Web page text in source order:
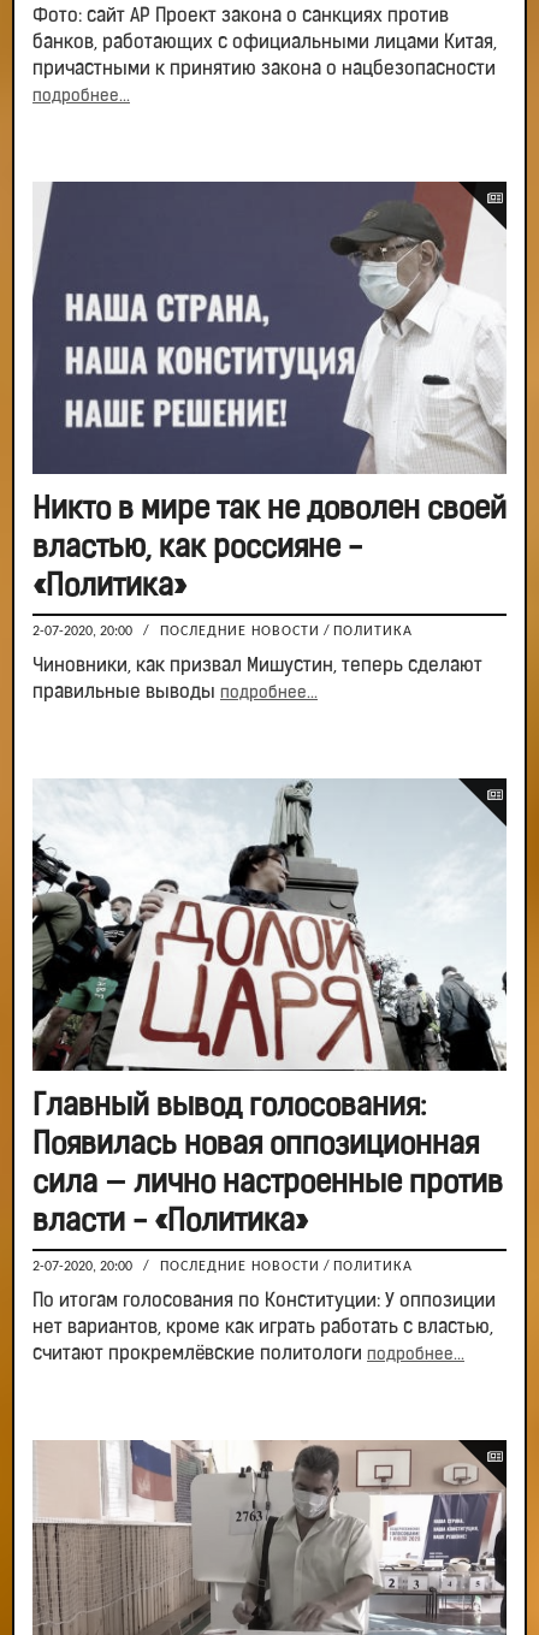
Фото: сайт AP Проект закона о санкциях против
банков, работающих с официальными лицами Китая,
причастными к принятию закона о нацбезопасности
подробнее...
Никто в мире так не доволен своей
властью, как россияне -
«Политика»
2-07-2020, 20:00 / ПОСЛЕДНИЕ НОВОСТИ / ПОЛИТИКА
Чиновники, как призвал Мишустин, теперь сделают
правильные выводы подробнее...
Главный вывод голосования:
Появилась новая оппозиционная
сила — лично настроенные против
власти - «Политика»
2-07-2020, 20:00 / ПОСЛЕДНИЕ НОВОСТИ / ПОЛИТИКА
По итогам голосования по Конституции: У оппозиции
нет вариантов, кроме как играть работать с властью,
считают прокремлёвские политологи подробнее...